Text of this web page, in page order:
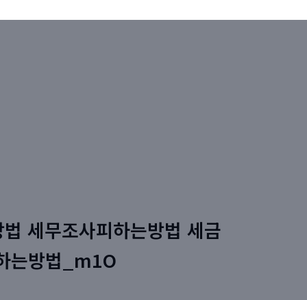
세무조사피하는방법 세금
는방법_m1O